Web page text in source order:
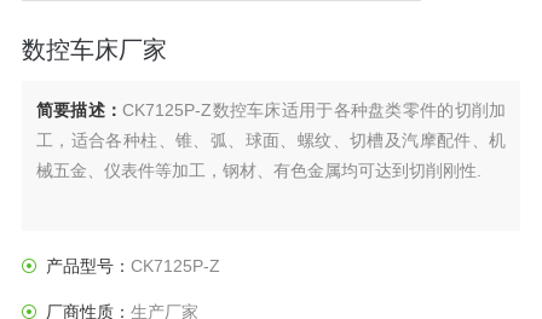
数控车床厂家
简要描述：CK7125P-Z数控车床适用于各种盘类零件的切削加
工，适合各种柱、锥、弧、球面、螺纹、切槽及汽摩配件、机
械五金、仪表件等加工，钢材、有色金属均可达到切削刚性.
产品型号： CK7125P-Z
厂商性质： 生产厂家